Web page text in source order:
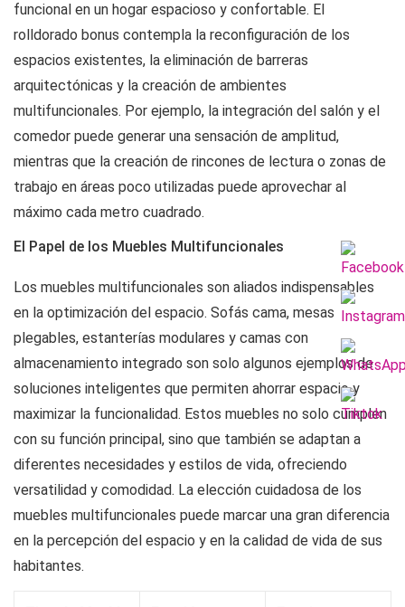
funcional en un hogar espacioso y confortable. El
rolldorado bonus contempla la reconfiguración de los
espacios existentes, la eliminación de barreras
arquitectónicas y la creación de ambientes
multifuncionales. Por ejemplo, la integración del salón y el
comedor puede generar una sensación de amplitud,
mientras que la creación de rincones de lectura o zonas de
trabajo en áreas poco utilizadas puede aprovechar al
máximo cada metro cuadrado.
El Papel de los Muebles Multifuncionales
Los muebles multifuncionales son aliados indispensables
en la optimización del espacio. Sofás cama, mesas
plegables, estanterías modulares y camas con
almacenamiento integrado son solo algunos ejemplos de
soluciones inteligentes que permiten ahorrar espacio y
maximizar la funcionalidad. Estos muebles no solo cumplen
con su función principal, sino que también se adaptan a
diferentes necesidades y estilos de vida, ofreciendo
versatilidad y comodidad. La elección cuidadosa de los
muebles multifuncionales puede marcar una gran diferencia
en la percepción del espacio y en la calidad de vida de sus
habitantes.